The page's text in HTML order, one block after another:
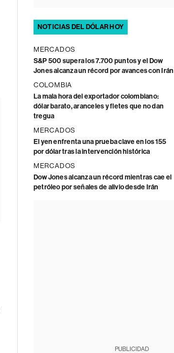
NOTICIAS DEL DÓLAR HOY
MERCADOS
S&P 500 supera los 7.700 puntos y el Dow
Jones alcanza un récord por avances con Irán
COLOMBIA
La mala hora del exportador colombiano:
dólar barato, aranceles y fletes que no dan
tregua
MERCADOS
El yen enfrenta una prueba clave en los 155
por dólar tras la intervención histórica
MERCADOS
Dow Jones alcanza un récord mientras cae el
petróleo por señales de alivio desde Irán
PUBLICIDAD